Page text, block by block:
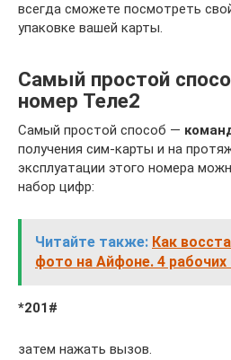
всегда сможете посмотреть
упаковке вашей карты.
Самый простой
номер Теле2
Самый простой способ —
получения сим-карты и на
эксплуатации этого номера
набор цифр:
Читайте также: Как
фото на Айфоне. 4 рабочих
*201#
затем нажать вызов.